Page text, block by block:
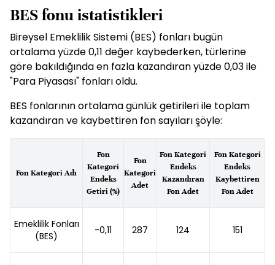
BES fonu istatistikleri
Bireysel Emeklilik Sistemi (BES) fonları bugün
ortalama yüzde 0,11 değer kaybederken, türlerine
göre bakıldığında en fazla kazandıran yüzde 0,03 ile
"Para Piyasası" fonları oldu.
BES fonlarının ortalama günlük getirileri ile toplam
kazandıran ve kaybettiren fon sayıları şöyle:
Fon Kategori Adı
Fon
Kategori
Endeks
Getiri (%)
Fon
Kategori
Adet
Fon Kategori
Endeks
Kazandıran
Fon Adet
Fon Kategori
Endeks
Kaybettiren
Fon Adet
Emeklilik Fonları
(BES)
-0,11 287 124 151